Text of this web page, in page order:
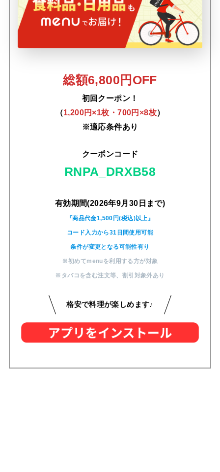
総額6,800円OFF
初回クーポン！
（1,200円×1枚・700円×8枚）
※適応条件あり
クーポンコード
RNPA_DRXB58
有効期間(2026年9月30日まで)
『商品代金1,500円(税込)以上』
コード入力から31日間使用可能
条件が変更となる可能性有り
※初めてmenuを利用する方が対象
※タバコを含む注文等 割引対象外あり
格安で料理が楽しめます♪